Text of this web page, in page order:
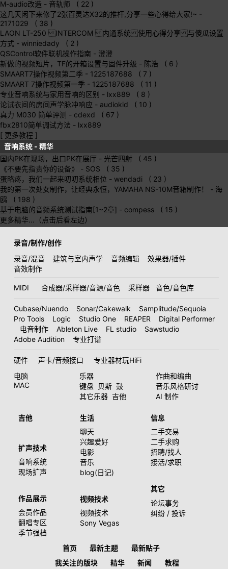
M-audio改造 - 音轨师 ( 22 )
这几天闲下来修了2张百灵达X32的推杆,分享一些心得给大家!~ -
2171029 ( 38 )
LAON LT-250 INTERCOM 内通系统 使用心得分享 与傻瓜设置
方式 - winniedady ( 2 )
QSControl软件联机操作指南 - 澄澄
新做的视频短片，TF的开箱设置与固件升级 - 陈浩 ( 6 )
SMAART7操作视频第二季 - 1225187688 ( 7 )
SMAART 7操作视频第一季 - 1225187688 ( 11 )
专业音响系统与家用音响的区别 - lxx889 ( 8 )
论试衣间的房间声学脉冲响应 - audiokid ( 10 )
真力 M030 简单评测 - cdexd ( 67 )
fbx2810简单调试方法 - lxx889
[ 更多教程 ]
音响系统 - 精华
国内PK在现场，出口PK在展厅 - 光芒四射 ( 45 )
《不要先指责你的设备》
- SOS ( 35 )
蛋略疼，我们一起来叨叨系统相位 - wendadi ( 23 )
我的第一次处女制作，让经典永恒，YAMAHA NS-10M音箱制作！
- 海
鸥 ( 198 )
基于电脑的音频系统测试指南[1~2章] - compess ( 15 )
更多精华...（点击后看左边）
录音/制作/创作
录音/混音
建筑与室内声学 音频编辑
效果器/插件
音效制作
MIDI 合成器/采样器/音源/音色 采样器 音色/音色库
Cubase/Nuendo Sonar/Cakewalk
Samplitude/Sequoia
Pro Tools
Logic Studio One REAPER
Digital Performer
电音制作
Ableton Live FL studio
Sawstudio
Adobe Audition
专业打谱
硬件 声卡/音频接口
专业器材玩HiFi
电脑
MAC
乐器
键盘 贝斯 鼓
其它乐器 吉他
作曲和编曲
音乐风格研讨
AI 制作
吉他
扩声技术
音响系统
现场扩声
作品展示
会员作品
翻唱专区
季节强档
生活
聊天
兴趣爱好
电影
音乐
blog(日记)
视频技术
视频技术
Sony Vegas
信息
二手交易
二手求购
招聘/找人
接活/求职
其它
论坛事务
纠纷 / 投诉
首页 最新主题
最新贴子
我关注的版块
精华 新闻 教程